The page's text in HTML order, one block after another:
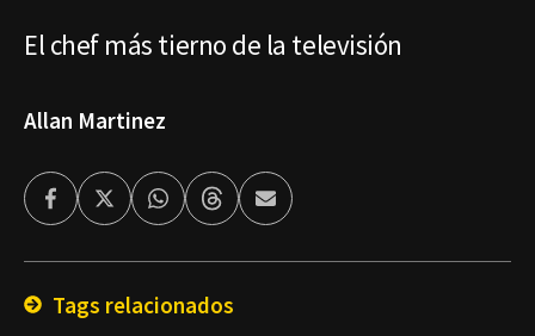
El chef más tierno de la televisión
Allan Martinez
FacebookTwitterWhatsappThreadsEnviar
por
Tags relacionados